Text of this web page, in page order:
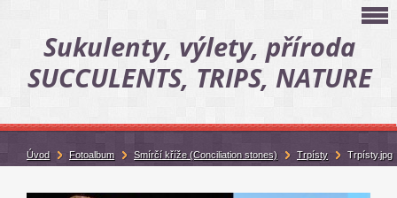
Sukulenty, výlety, příroda
SUCCULENTS, TRIPS, NATURE
Úvod Fotoalbum Smírčí kříže (Conciliation stones) Trpísty Trpísty.jpg